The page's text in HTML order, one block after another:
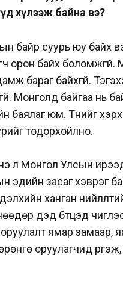
хүлээж байна вэ?
байр суурь юу байх
орон байх
бараг байхгүй.
Монголд байгаа нь
баялаг юм. Түүнийг
тодорхойлно.
л Монгол Улсын
эдийн засаг хэврэг
ханган
дэд бүтцэд
ямар замаар,
оруулагчид